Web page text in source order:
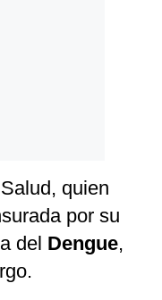
quien
por su
del Dengue,